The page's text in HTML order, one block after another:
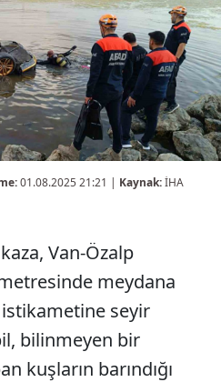
01.08.2025 21:21 | Kaynak:İHA
Van-Özalp
meydana
seyir
bilinmeyen bir
kuşların barındığı